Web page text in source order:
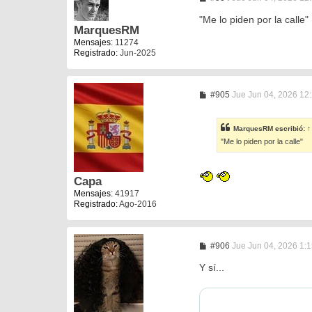
MarquesRM
Mensajes: 11274
Registrado: Jun-2025
n
s
"Me lo piden por la calle"
Capa
Mensajes: 41917
Registrado:Ago-2016
#905M
s
a
j
e
Jue Jun 04, 2026
MarquesRM escribió: ↑
"Me lo piden por la calle"
#906MJue Jun 04, 2026
Y sí...